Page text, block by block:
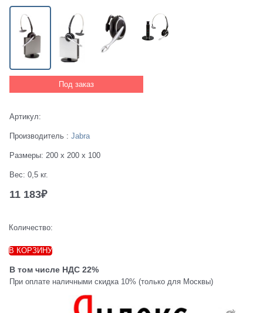
Под заказ
Артикул:
Производитель : Jabra
Размеры: 200 x 200 x 100
Вес: 0,5 кг.
11 183₽
Количество:
В КОРЗИНУ
В том числе НДС 22%
При оплате наличными скидка 10% (только для Москвы)